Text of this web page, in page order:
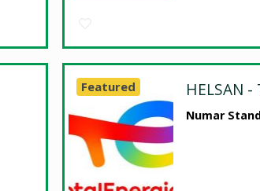
HELSAN -
Numar
Featured